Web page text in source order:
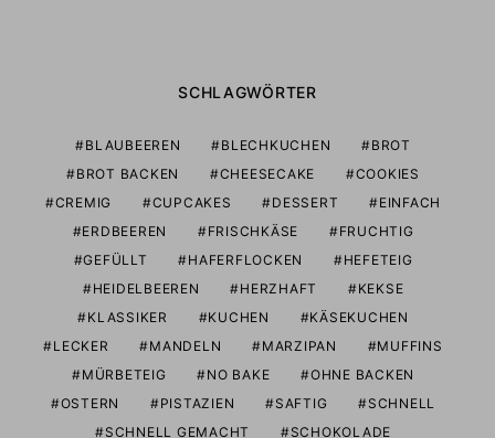
SCHLAGWÖRTER
BLAUBEEREN BLECHKUCHEN
BROT
BROT BACKEN
CHEESECAKE
COOKIES
CREMIG
CUPCAKES DESSERT
EINFACH
ERDBEEREN
FRISCHKÄSE
FRUCHTIG
GEFÜLLT
HAFERFLOCKEN
HEFETEIG
HEIDELBEEREN
HERZHAFT
KEKSE
KLASSIKER
KUCHEN
KÄSEKUCHEN
LECKER
MANDELN MARZIPAN
MUFFINS
MÜRBETEIG
NO BAKE
OHNE BACKEN
OSTERN
PISTAZIEN SAFTIG
SCHNELL
SCHNELL GEMACHT
SCHOKOLADE